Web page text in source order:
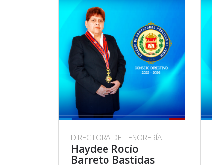
DIRECTORA DE TESORERÍA
Haydee Rocío
Barreto Bastidas